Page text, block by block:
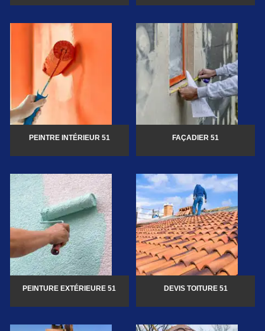
PEINTRE INTÉRIEUR 51 FAÇADIER 51
PEINTURE EXTÉRIEURE 51 DEVIS TOITURE 51